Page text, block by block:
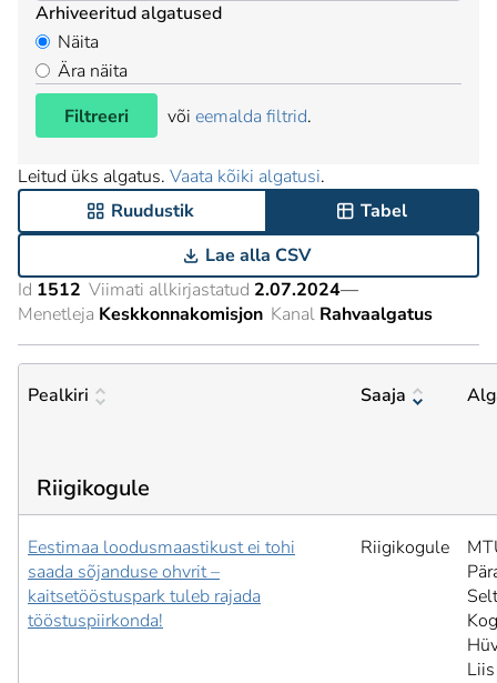
Arhiveeritud algatused
Näita
Ära näita
Filtreeri
või eemalda filtrid.
Leitud üks algatus. Vaata kõiki algatusi.
Ruudustik
Tabel
Lae alla CSV
Id 1512 Viimati allkirjastatud 2.07.2024—
Menetleja Keskkonnakomisjon Kanal Rahvaalgatus
Pealkiri Saaja
Riigikogule
Eestimaa loodusmaastikust ei tohi
saada sõjanduse ohvrit –
kaitsetööstuspark tuleb rajada
tööstuspiirkonda!
Riigikogule